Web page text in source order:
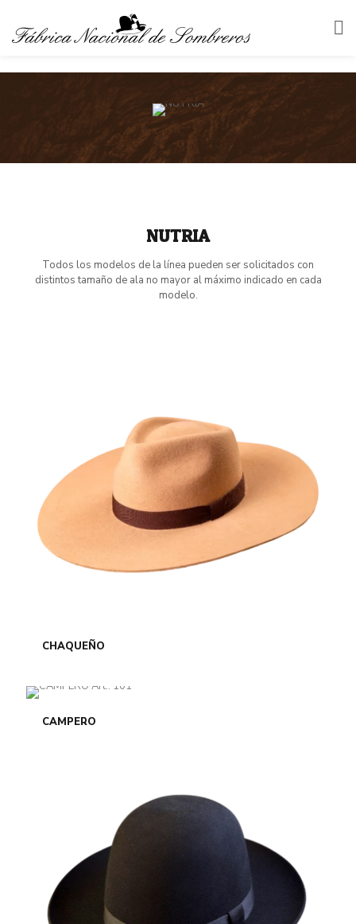
NUTRIA
Todos los modelos de la línea pueden ser solicitados con
distintos tamaño de ala no mayor al máximo indicado en cada
modelo.
CHAQUEÑO
CAMPERO